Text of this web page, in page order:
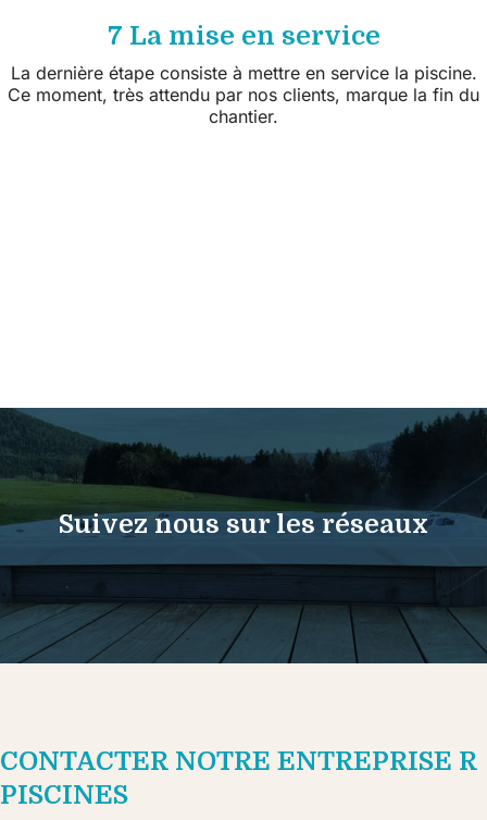
7 La mise en service
La dernière étape consiste à mettre en service la piscine.
Ce moment, très attendu par nos clients, marque la fin du
chantier.
Suivez nous sur les réseaux
CONTACTER NOTRE ENTREPRISE R
PISCINES